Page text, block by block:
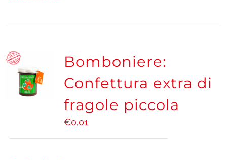
Bomboniere:
Confettura extra di
fragole piccola
€0,01